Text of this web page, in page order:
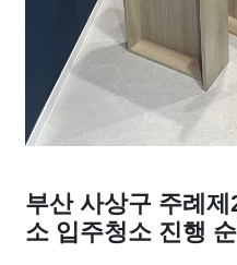
부산 사상구 주례
소 입주청소 진행